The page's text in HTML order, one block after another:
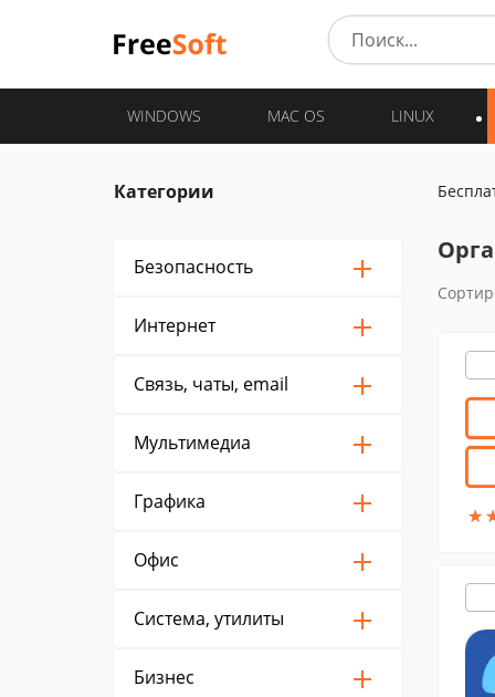
WINDOWS MAC OS LINUX
Категории
Безопасность
Интернет
Связь, чаты, email
Мультимедиа
Графика
Офис
Система, утилиты
Бизнес
★
★